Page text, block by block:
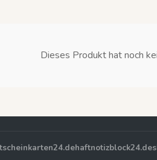
Dieses Produkt hat noch
haftnotizblock24.de